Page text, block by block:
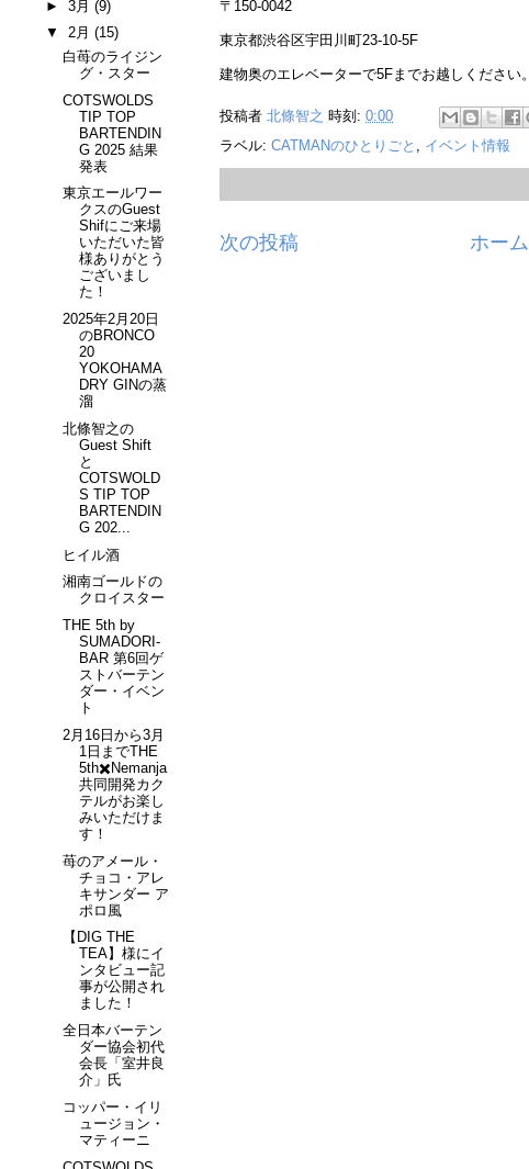
〒150-0042
東京都渋谷区宇田川町23-10-5F
建物奥のエレベーターで5Fまでお越しください。
投稿者 北條智之 時刻: 0:00
ラベル: CATMANのひとりごと イベント情報
次の投稿 ホーム
► 3月 (9)
▼ 2月 (15)
白苺のライジン
グ・スター
COTSWOLDS
TIP TOP
BARTENDIN
G 2025 結果
発表
東京エールワー
クスのGuest
Shifにご来場
いただいた皆
様ありがとう
ございまし
た！
2025年2月20日
のBRONCO
20
YOKOHAMA
DRY GINの蒸
溜
北條智之の
Guest Shift
と
COTSWOLD
S TIP TOP
BARTENDIN
G 202...
ヒイル酒
湘南ゴールドの
クロイスター
THE 5th by
SUMADORI-
BAR 第6回ゲ
ストバーテン
ダー・イベン
ト
2月16日から3月
1日までTHE
5th✖️Nemanja
共同開発カク
テルがお楽し
みいただけま
す！
苺のアメール・
チョコ・アレ
キサンダー ア
ポロ風
【DIG THE
TEA】様にイ
ンタビュー記
事が公開され
ました！
全日本バーテン
ダー協会初代
会長「室井良
介」氏
コッパー・イリ
ュージョン・
マティーニ